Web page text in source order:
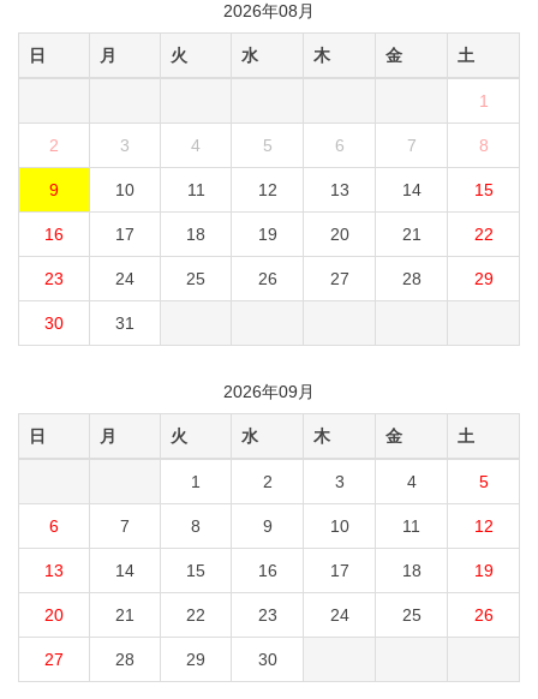
2026年08月
日 月 火 水 木 金 土
1
2 3 4 5 6 7 8
9 10 11 12 13 14 15
16 17 18 19 20 21 22
23 24 25 26 27 28 29
30 31
2026年09月
日 月 火 水 木 金 土
1 2 3 4 5
6 7 8 9 10 11 12
13 14 15 16 17 18 19
20 21 22 23 24 25 26
27 28 29 30